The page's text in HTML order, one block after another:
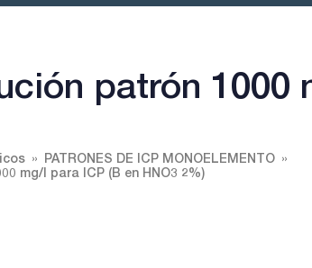
patrón 1000
PATRONES DE ICP MONOELEMENTO
mg/l para ICP (B en HNO3 2%)